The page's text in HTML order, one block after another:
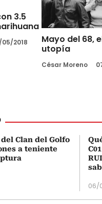
3.5
2018
Mayo del 68,
utopía
César Moreno
Clan del Golfo
a teniente
06/